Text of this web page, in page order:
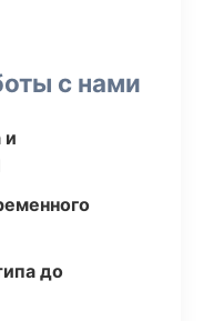
с нами
и
до